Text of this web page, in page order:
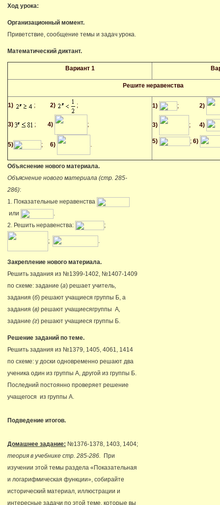
Ход урока:
Организационный момент.
Приветствие, сообщение темы и задач урока.
Математический диктант.
Вариант 1
Решите неравенства
1) ; 2) ;
3) ; 4) ;
5) ; 6)
1) ; 2)
3) ; 4)
5) ; 6)
Объяснение нового материала.
Объяснение нового материала (стр. 285-
286):
1. Показательные неравенства
или
.
2. Решить неравенства:
;
;
Закрепление нового материала.
Решить задания из №1399-1402, №1407-1409
по схеме: задание (а) решает учитель,
задания (б) решают учащиеся группы Б, а
задания (в) решают учащиесягруппы А,
задание (г) решают учащиеся группы Б.
Решение заданий по теме.
Решить задания из №1379, 1405, 4061, 1414
по схеме: у доски одновременно решают два
ученика один из группы А, другой из группы Б.
Последний постоянно проверяет решение
учащегося из группы А.
Подведение итогов.
Домашнее задание: №1376-1378, 1403, 1404;
теория в учебнике стр. 285-286.
При
изучении этой темы раздела «Показательная
и логарифмическая функции», собирайте
исторический материал, иллюстрации и
интересные задачи по этой теме, которые вы